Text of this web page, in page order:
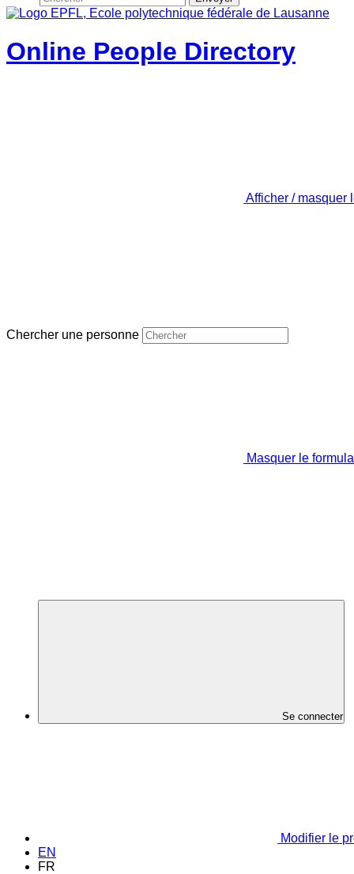
Online People Directory
Afficher / masquer
Chercher une personne
Masquer le
Se connecter
Modifier le
EN
FR